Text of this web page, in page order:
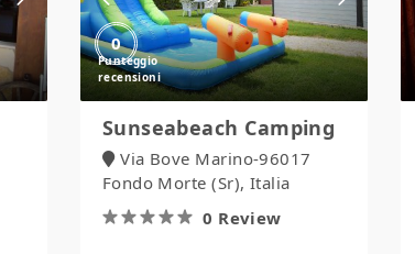
0
Sunseabeach Camping
Via Bove Marino-96017
Fondo Morte (Sr), Italia
0 Review